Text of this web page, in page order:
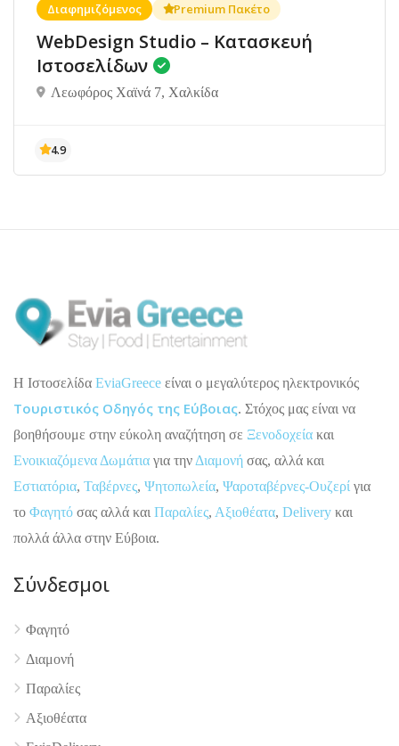
Διαφημιζόμενος Premium Πακέτο
WebDesign Studio – Κατασκευή
Ιστοσελίδων
Λεωφόρος Χαϊνά 7, Χαλκίδα
H Ιστοσελίδα EviaGreece είναι ο μεγαλύτερος ηλεκτρονικός
Τουριστικός Οδηγός της Εύβοιας. Στόχος μας είναι να
βοηθήσουμε στην εύκολη αναζήτηση σε Ξενοδοχεία και
Ενοικιαζόμενα Δωμάτια για την Διαμονή σας, αλλά και
Εστιατόρια, Ταβέρνες, Ψητοπωλεία, Ψαροταβέρνες-Ουζερί για
το Φαγητό σας αλλά και Παραλίες, Αξιοθέατα, Delivery και
πολλά άλλα στην Εύβοια.
Σύνδεσμοι
Φαγητό
Διαμονή
Παραλίες
Αξιοθέατα